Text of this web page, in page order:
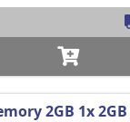
2GB 1x 2GB